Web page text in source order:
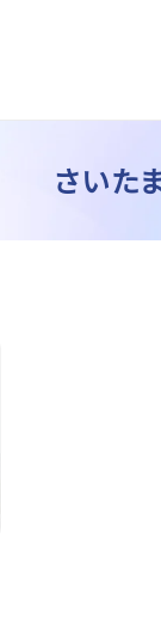
さいた